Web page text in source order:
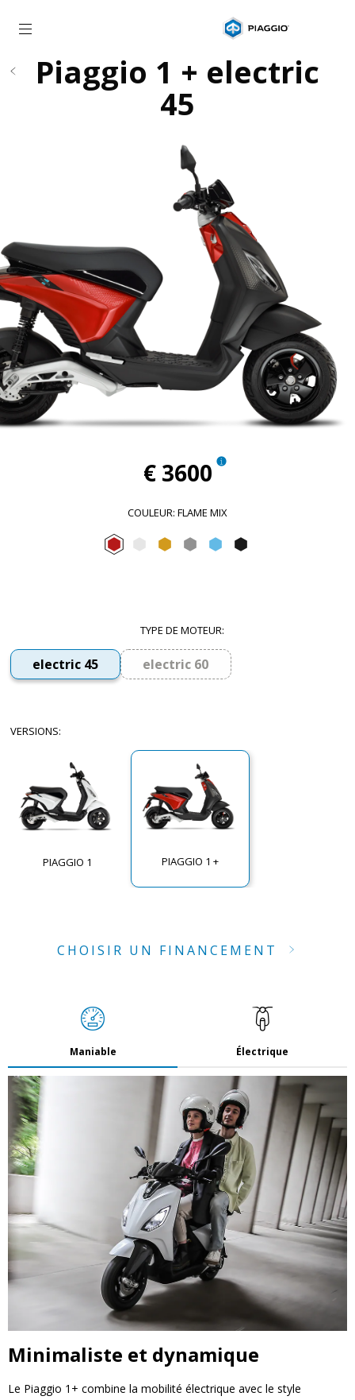
Aller au contenu principal
Piaggio 1 + electric
45
€ 3600
COULEUR: FLAME MIX
Flame mixForever White
Sunshine Mix
Forever Grey
Arctic Mix
TYPE DE MOTEUR:
electric 45 electric 60
VERSIONS:
PIAGGIO 1 PIAGGIO 1 +
CHOISIR UN FINANCEMENT
Maniable Électrique
Minimaliste et dynamique
Le Piaggio 1+ combine la mobilité électrique avec le style